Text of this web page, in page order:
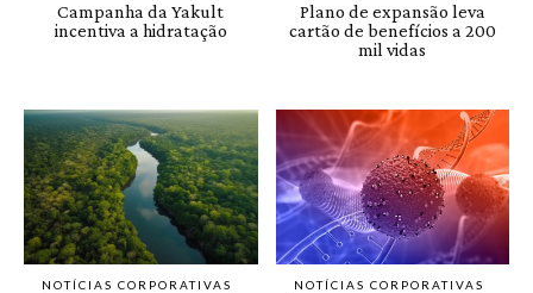
Campanha da Yakult
incentiva a hidratação
Plano de expansão leva
cartão de benefícios a 200
mil vidas
NOTÍCIAS CORPORATIVAS NOTÍCIAS CORPORATIVAS